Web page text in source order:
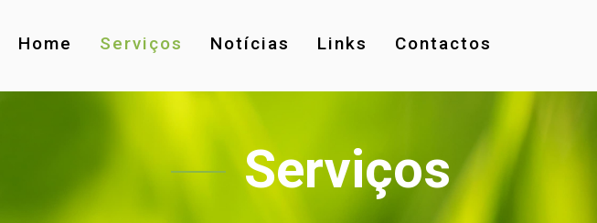
Home Serviços Notícias Links Contactos
Serviços